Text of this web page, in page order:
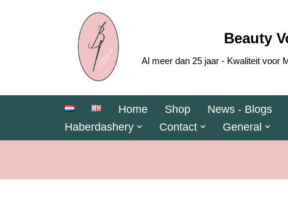
Beauty
Al meer dan 25 jaar - Kwaliteit voor
Home Shop News - Blogs
Haberdashery
Contact General